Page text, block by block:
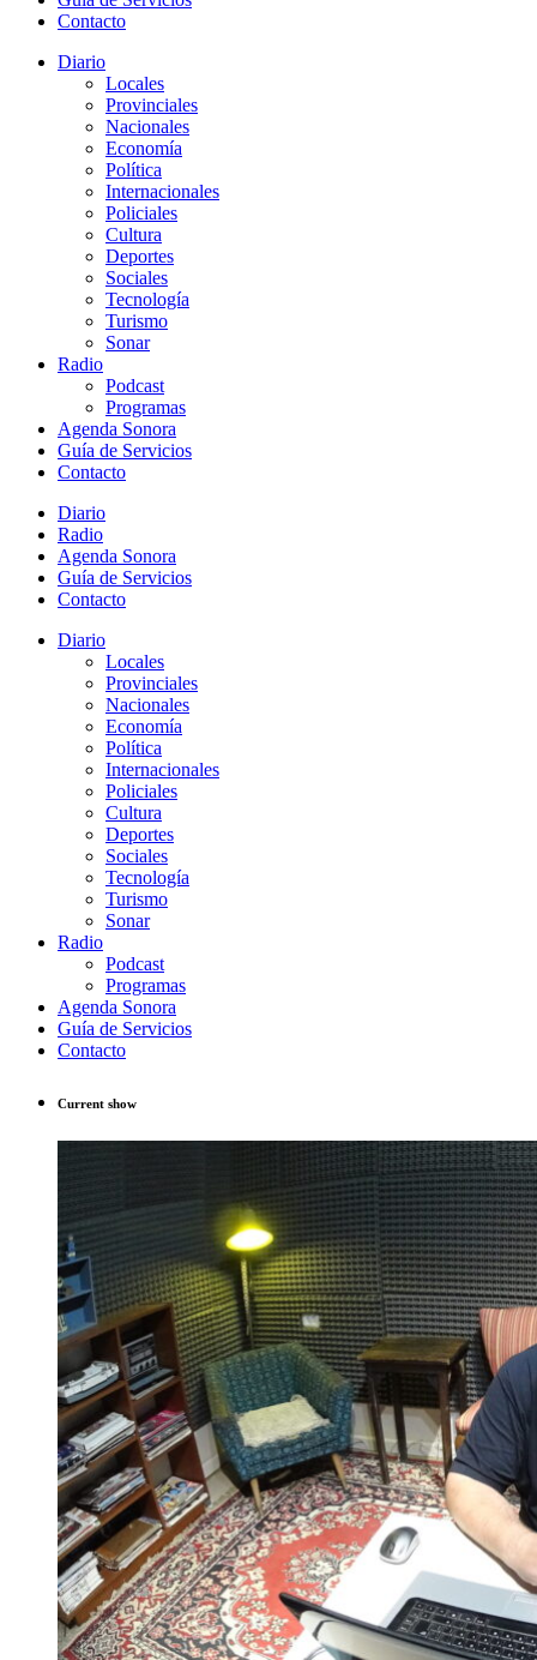
Contacto
Diario
Locales
Provinciales
Nacionales
Economía
Política
Internacionales
Policiales
Cultura
Deportes
Sociales
Tecnología
Turismo
Sonar
Radio
Podcast
Programas
Agenda Sonora
Guía de Servicios
Contacto
Diario
Radio
Agenda Sonora
Guía de Servicios
Contacto
Diario
Locales
Provinciales
Nacionales
Economía
Política
Internacionales
Policiales
Cultura
Deportes
Sociales
Tecnología
Turismo
Sonar
Radio
Podcast
Programas
Agenda Sonora
Guía de Servicios
Contacto
Current show